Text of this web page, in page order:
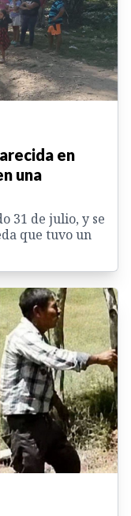
en
una
31 de julio, y se
que tuvo un